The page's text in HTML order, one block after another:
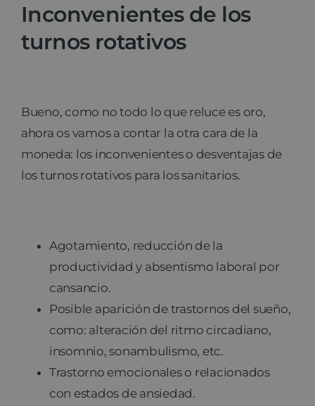
Inconvenientes de los
turnos rotativos
Bueno, como no todo lo que reluce es oro,
ahora os vamos a contar la otra cara de la
moneda: los inconvenientes o desventajas de
los turnos rotativos para los sanitarios.
Agotamiento, reducción de la
productividad y absentismo laboral por
cansancio.
Posible aparición de trastornos del sueño,
como: alteración del ritmo circadiano,
insomnio, sonambulismo, etc.
Trastorno emocionales o relacionados
con estados de ansiedad.